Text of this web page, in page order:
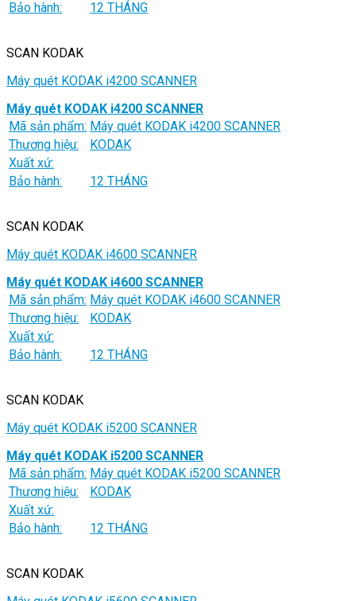
Bảo hành: 12 THÁNG
SCAN KODAK
Máy quét KODAK i4200 SCANNER
Máy quét KODAK i4200 SCANNER
Mã sản phẩm: Máy quét KODAK i4200 SCANNER
Thương hiệu:
KODAK
Xuất xứ:
Bảo hành:
12 THÁNG
SCAN KODAK
Máy quét KODAK i4600 SCANNER
Máy quét KODAK i4600 SCANNER
Mã sản phẩm: Máy quét KODAK i4600 SCANNER
Thương hiệu:
KODAK
Xuất xứ:
Bảo hành:
12 THÁNG
SCAN KODAK
Máy quét KODAK i5200 SCANNER
Máy quét KODAK i5200 SCANNER
Mã sản phẩm: Máy quét KODAK i5200 SCANNER
Thương hiệu:
KODAK
Xuất xứ:
Bảo hành:
12 THÁNG
SCAN KODAK